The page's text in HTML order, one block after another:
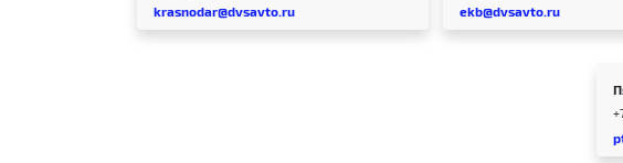
krasnodar@dvsavto.ru ekb@dvsavto.ru